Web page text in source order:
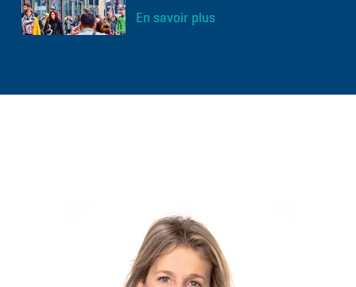
En savoir plus